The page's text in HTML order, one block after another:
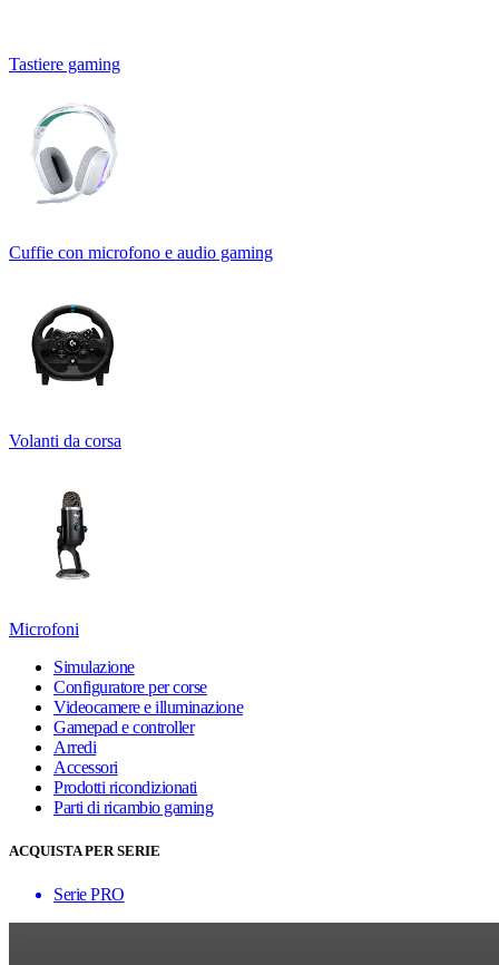
Tastiere gaming
Cuffie con microfono e audio gaming
Volanti da corsa
Microfoni
Simulazione
Configuratore per corse
Videocamere e illuminazione
Gamepad e controller
Arredi
Accessori
Prodotti ricondizionati
Parti di ricambio gaming
ACQUISTA PER SERIE
Serie PRO